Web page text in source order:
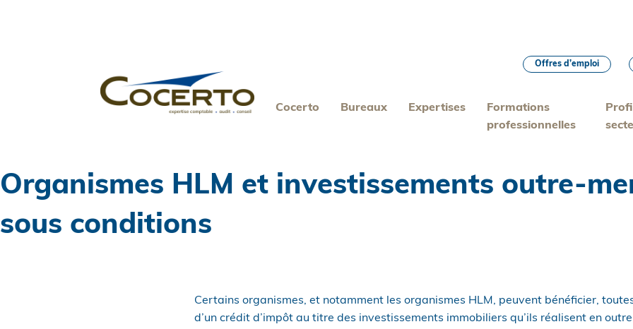
Cocerto Bureaux Expertises
Formations
professionnelles
Offres d’emploi
Organismes HLM et investissements outre-
sous conditions
Certains organismes, et notamment les organismes HLM, peuvent bénéficier,
d’un crédit d’impôt au titre des investissements immobiliers qu’ils réalisent en